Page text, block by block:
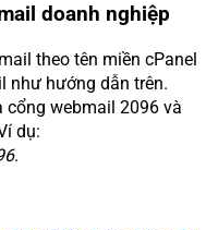
doanh nghiệp
theo tên miền cPanel
như hướng dẫn trên.
cổng webmail 2096 và
dụ:
.